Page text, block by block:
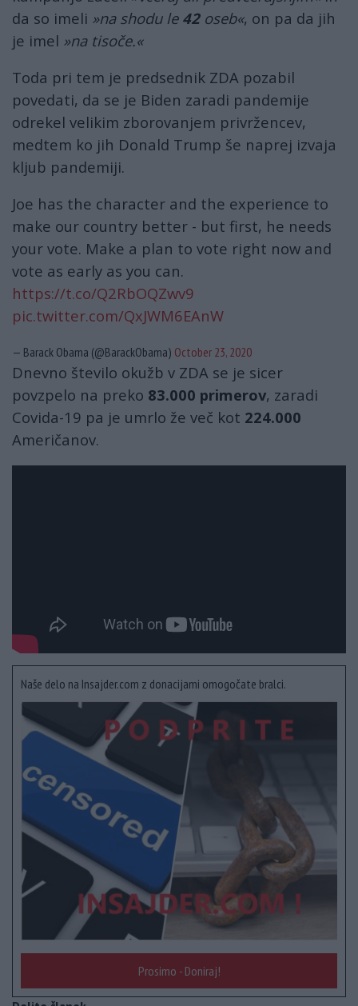
da so imeli »na shodu le42 oseb«, on pa da jih
je imel »na tisoče.«
Toda pri tem je predsednik ZDA pozabil
povedati, da se je Biden zaradi pandemije
odrekel velikim zborovanjem privržencev,
medtem ko jih Donald Trump še naprej izvaja
kljub pandemiji.
Joe has the character and the experience to
make our country better - but first, he needs
your vote. Make a plan to vote right now and
vote as early as you can.
https://t.co/Q2RbOQZwv9
pic.twitter.com/QxJWM6EAnW
— Barack Obama (@BarackObama) October 23, 2020
Dnevno število okužb v ZDA se je sicer
povzpelo na preko 83.000 primerov, zaradi
Covida-19 pa je umrlo že več kot 224.000
Američanov.
Naše delo na Insajder.com z donacijami omogočate bralci.
Prosimo - Doniraj!